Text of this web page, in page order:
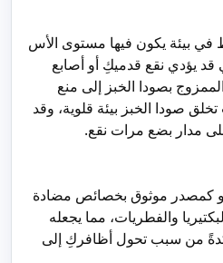
في بيئة يكون فيها مستوى الأس
قد يؤدي نقع قدميكِ أو أصابع
بصودا الخبز إلى منع
صودا الخبز بيئة قلوية، وقد
مدار بضع مرات نقع.
كمصدر موثوق بخصائص مضادة
والفطريات، مما يجعله
من سبب تحول أظافركِ إلى